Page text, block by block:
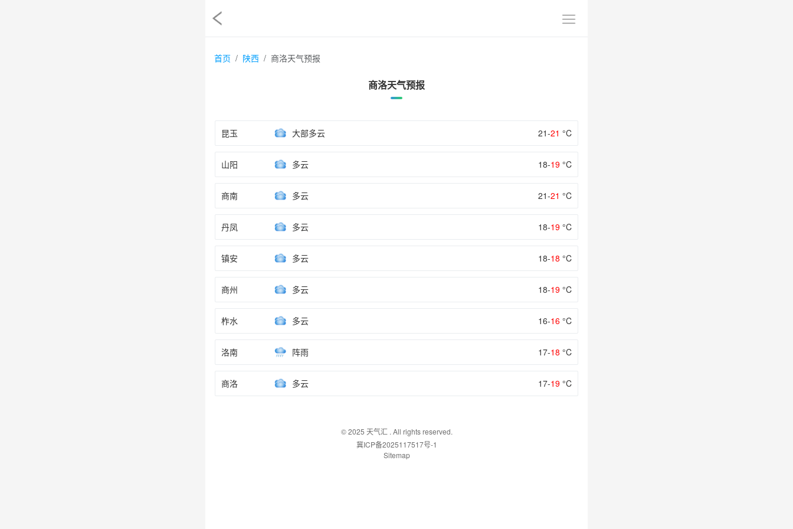
首页 陕西 商洛天气预报
商洛天气预报
昆玉 大部多云 21-21 °C
山阳 多云 18-19 °C
商南 多云 21-21 °C
丹凤 多云 18-19 °C
镇安 多云 18-18 °C
商州 多云 18-19 °C
柞水 多云 16-16 °C
洛南 阵雨 17-18 °C
商洛 多云 17-19 °C
© 2025 天气汇. All rights reserved.
冀ICP备2025117517号-1
Sitemap